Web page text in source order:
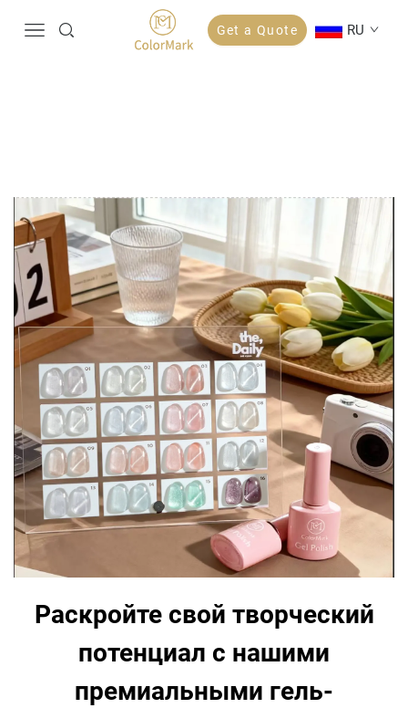
Get a Quote RU
Раскройте свой творческий
потенциал с нашими
премиальными гель-